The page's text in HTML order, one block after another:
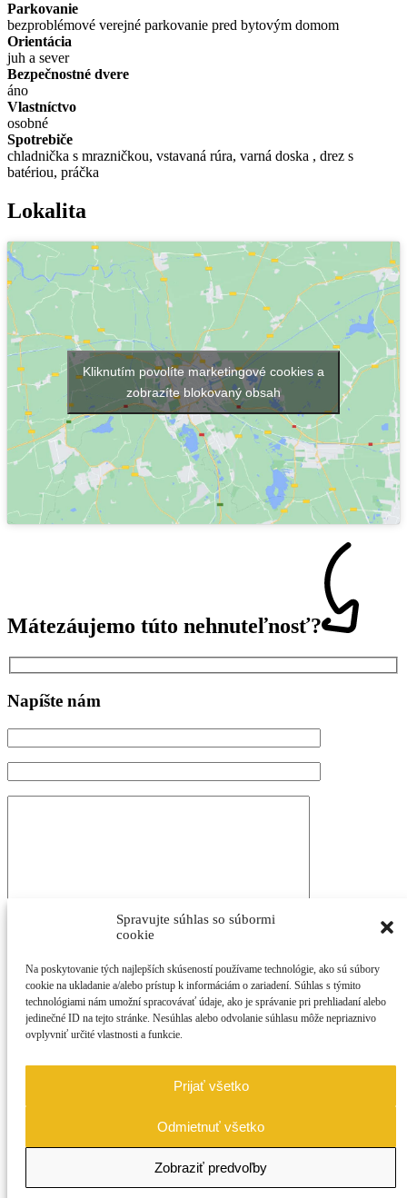
Spravujte súhlas so súbormi
cookie
Na poskytovanie tých najlepších skúseností používame technológie, ako sú súbory
cookie na ukladanie a/alebo prístup k informáciám o zariadení. Súhlas s týmito
technológiami nám umožní spracovávať údaje, ako je správanie pri prehliadaní alebo
jedinečné ID na tejto stránke. Nesúhlas alebo odvolanie súhlasu môže nepriaznivo
ovplyvniť určité vlastnosti a funkcie.
Prijať všetko
Odmietnuť všetko
Zobraziť predvoľby
Parkovanie
bezproblémové verejné parkovanie pred bytovým domom
Orientácia
juh a sever
Bezpečnostné dvere
áno
Vlastníctvo
osobné
Spotrebiče
chladnička s mrazničkou, vstavaná rúra, varná doska , drez s
batériou, práčka
Lokalita
Kliknutím povolíte marketingové cookies a
zobrazíte blokovaný obsah
Mátezáujemo túto nehnuteľnosť?
Napíšte nám
Súhlasím so spracovanímosobných údajov
Alebo zavolajte
Amis Reality